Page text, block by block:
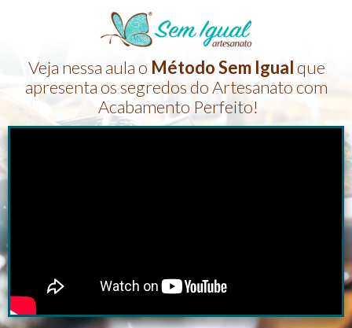
Veja nessa aula o Método Sem Igualque
apresenta os segredos do Artesanato com
Acabamento Perfeito!